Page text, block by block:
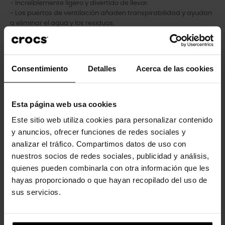
Consentimiento Detalles Acerca de las cookies
Esta página web usa cookies
Este sitio web utiliza cookies para personalizar contenido
y anuncios, ofrecer funciones de redes sociales y
analizar el tráfico. Compartimos datos de uso con
nuestros socios de redes sociales, publicidad y análisis,
quienes pueden combinarla con otra información que les
hayas proporcionado o que hayan recopilado del uso de
sus servicios.
- Increíblemente ligero y divertido de llevar.
- Los puertos de ventilación añaden transpirabilidad y ayudan
a eliminar el agua y los residuos.
- Correas pivotantes en el talón para un ajuste más seguro.
grados.
Los clientes que compraron este
producto también han comprado:
-20% -20%